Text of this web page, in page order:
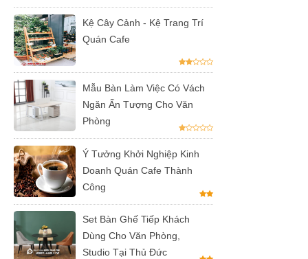
ghế dành
cho quán
cafe, cửa
hàng tại
Tp.HCM
Ghế chân
xoay mặt
ngồi đệm
GLM48-ghế
tiếp khách,
văn phòng
Kệ Cây Cảnh - Kệ Trang Trí
Quán Cafe
Mẫu Bàn Làm Việc Có Vách
Ngăn Ấn Tượng Cho Văn
Phòng
Ý Tưởng Khởi Nghiệp Kinh
Doanh Quán Cafe Thành
Công
Set Bàn Ghế Tiếp Khách
Dùng Cho Văn Phòng,
Studio Tại Thủ Đức